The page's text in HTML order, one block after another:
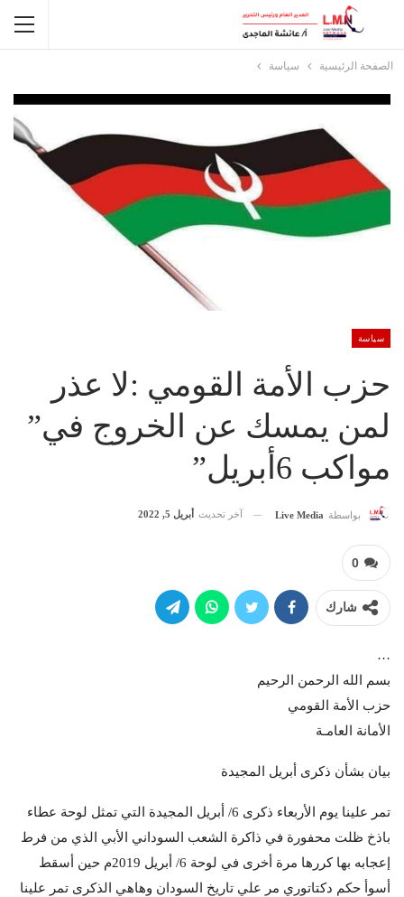
الصفحة الرئيسية سياسة
سياسة
حزب الأمة القومي :لا عذر
لمن يمسك عن الخروج في”
مواكب 6أبريل”
بواسطة Live Media آخر تحديث أبريل 5, 2022
0
شارك
…
بسم الله الرحمن الرحيم
حزب الأمة القومي
الأمانة العامـة
بيان بشأن ذكرى أبريل المجيدة
تمر علينا يوم الأربعاء ذكرى 6/ أبريل المجيدة التي تمثل لوحة عطاء
باذخ ظلت محفورة في ذاكرة الشعب السوداني الأبي الذي من فرط
إعجابه بها كررها مرة أخرى في لوحة 6/ أبريل 2019م حين أسقط
أسوأ حكم دكتاتوري مر علي تاريخ السودان وهاهي الذكرى تمر علينا